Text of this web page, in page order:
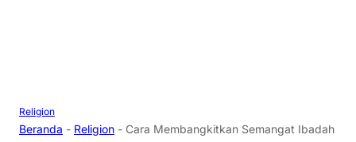
Religion
Beranda - Religion - Cara Membangkitkan Semangat Ibadah di